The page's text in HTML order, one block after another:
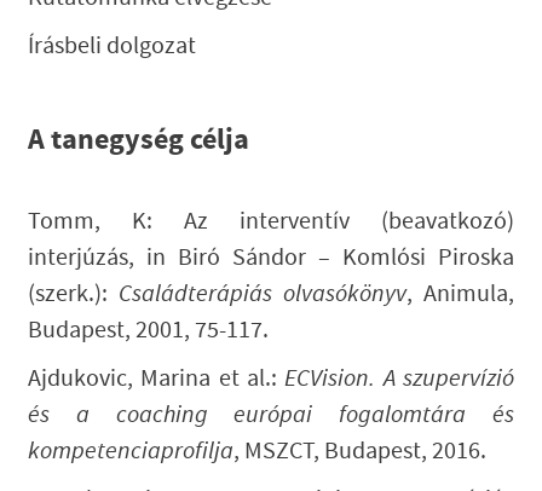
Írásbeli dolgozat
A tanegység célja
Tomm, K: Az interventív (beavatkozó)
interjúzás, in Biró Sándor – Komlósi Piroska
(szerk.): Családterápiás olvasókönyv, Animula,
Budapest, 2001, 75-117.
Ajdukovic, Marina et al.:ECVision. A szupervízió
és a coaching európai fogalomtára és
kompetenciaprofilja, MSZCT, Budapest, 2016.